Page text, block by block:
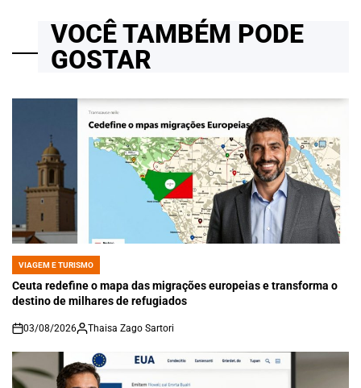
VOCÊ TAMBÉM PODE
GOSTAR
POSTED
IN
VIAGEM E TURISMO
Ceuta redefine o mapa das migrações europeias e transforma o
destino de milhares de refugiados
on
03/08/2026 Thaisa Zago Sartori